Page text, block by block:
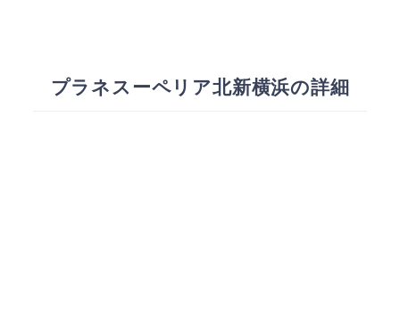
プラネスーペリア北新横浜の詳細